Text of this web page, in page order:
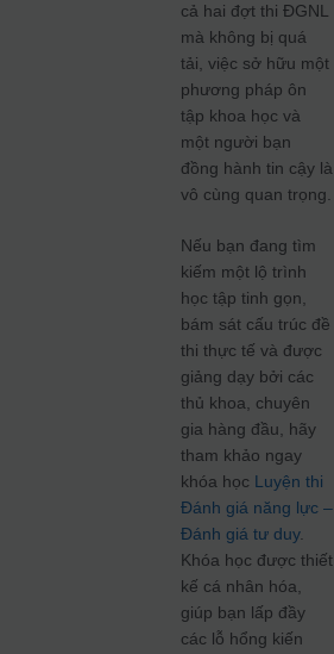
cả hai đợt thi ĐGNL
mà không bị quá
tải, việc sở hữu một
phương pháp ôn
tập khoa học và
một người bạn
đồng hành tin cậy là
vô cùng quan trọng.
Nếu bạn đang tìm
kiếm một lộ trình
học tập tinh gọn,
bám sát cấu trúc đề
thi thực tế và được
giảng dạy bởi các
thủ khoa, chuyên
gia hàng đầu, hãy
tham khảo ngay
khóa học Luyện thi
Đánh giá năng lực –
Đánh giá tư duy.
Khóa học được thiết
kế cá nhân hóa,
giúp bạn lấp đầy
các lỗ hổng kiến